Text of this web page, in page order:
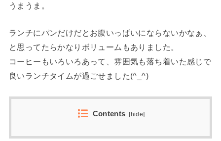
うまうま。
ランチにパンだけだとお腹いっぱいにならないかなぁ、
と思ってたらかなりボリュームもありました。
コーヒーもいろいろあって、雰囲気も落ち着いた感じで
良いランチタイムが過ごせました(^_^)
Contents [hide]